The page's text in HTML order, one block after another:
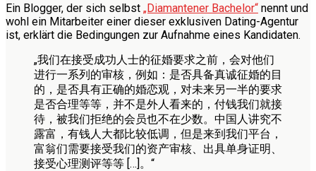
Ein Blogger, der sich selbst „Diamantener Bachelor“ nennt und
wohl ein Mitarbeiter einer dieser exklusiven Dating-Agentur
ist, erklärt die Bedingungen zur Aufnahme eines Kandidaten.
„我们在接受成功人士的征婚要求之前，会对他们
进行一系列的审核，例如：是否具备真诚征婚的目
的，是否具有正确的婚恋观，对未来另一半的要求
是否合理等等，并不是外人看来的，付钱我们就接
待，被我们拒绝的会员也不在少数。中国人讲究不
露富，有钱人大都比较低调，但是来到我们平台，
富翁们需要接受我们的资产审核、出具单身证明、
接受心理测评等等 […]。“